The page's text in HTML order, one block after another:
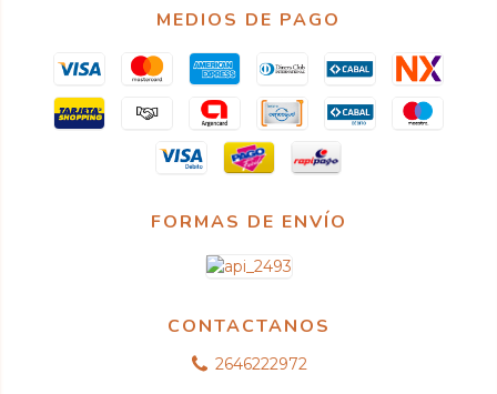
MEDIOS DE PAGO
FORMAS DE ENVÍO
CONTACTANOS
2646222972